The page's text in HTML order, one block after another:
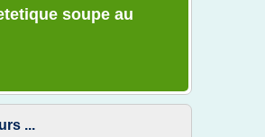
soupe au
...